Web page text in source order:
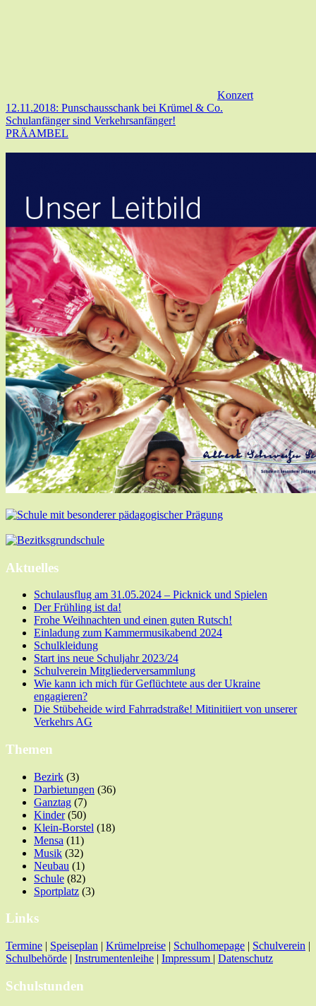
Konzert
12.11.2018: Punschausschank bei Krümel & Co.
Schulanfänger sind Verkehrsanfänger!
PRÄAMBEL
Aktuelles
Schulausflug am 31.05.2024 – Picknick und Spielen
Der Frühling ist da!
Frohe Weihnachten und einen guten Rutsch!
Einladung zum Kammermusikabend 2024
Schulkleidung
Start ins neue Schuljahr 2023/24
Schulverein Mitgliederversammlung
Wie kann ich mich für Geflüchtete aus der Ukraine
engagieren?
Die Stübeheide wird Fahrradstraße! Mitinitiiert von unserer
Verkehrs AG
Themen
Bezirk (3)
Darbietungen (36)
Ganztag (7)
Kinder(50)
Klein-Borstel (18)
Mensa (11)
Musik (32)
Neubau (1)
Schule (82)
Sportplatz (3)
Links
Termine | Speiseplan | Krümelpreise | Schulhomepage | Schulverein |
Schulbehörde | Instrumentenleihe | Impressum | Datenschutz
Schulstunden